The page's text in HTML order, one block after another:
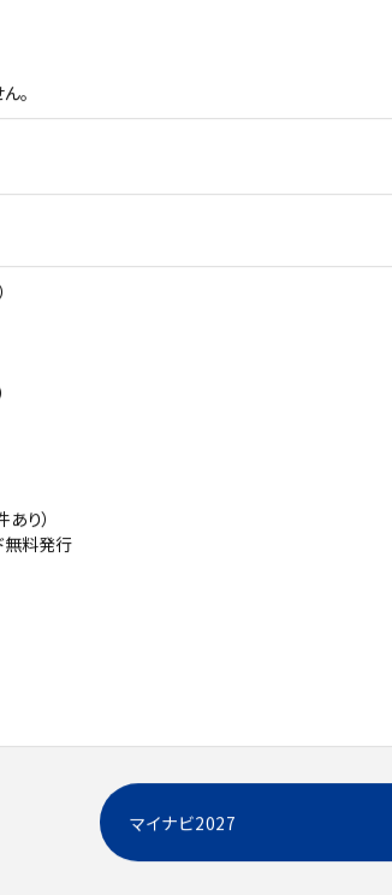
。
り）
無料発行
マイナビ2027